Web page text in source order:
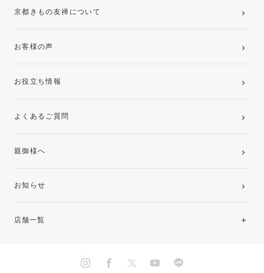
京都きもの友禅について
お客様の声
お役立ち情報
よくあるご質問
親御様へ
お知らせ
店舗一覧